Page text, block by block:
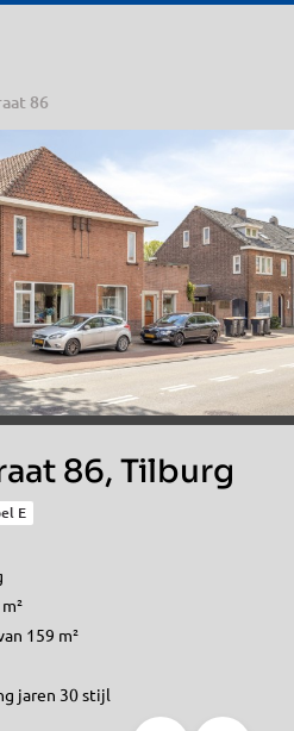
86
86, Tilburg
E
159 m²
jaren 30 stijl